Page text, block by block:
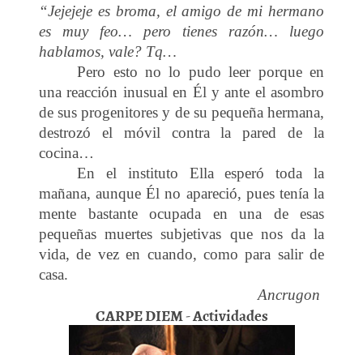
“Jejejeje es broma, el amigo de mi hermano
es muy feo… pero tienes razón… luego
hablamos, vale? Tq…
Pero esto no lo pudo leer porque en
una reacción inusual en Él y ante el asombro
de sus progenitores y de su pequeña hermana,
destrozó el móvil contra la pared de la
cocina…
En el instituto Ella esperó toda la
mañana, aunque Él no apareció, pues tenía la
mente bastante ocupada en una de esas
pequeñas muertes subjetivas que nos da la
vida, de vez en cuando, como para salir de
casa.
Ancrugon
CARPE DIEM - Actividades